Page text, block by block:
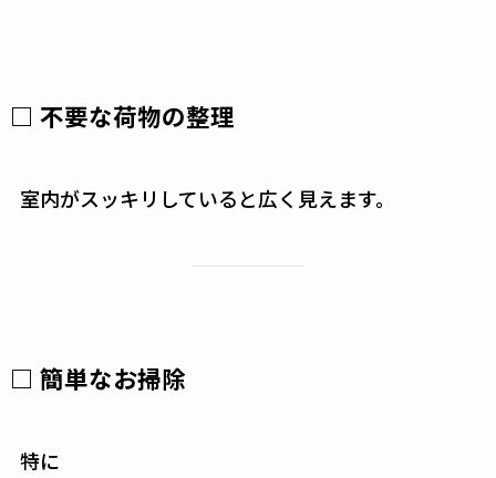
□ 不要な荷物の整理
室内がスッキリしていると広く見えます。
□ 簡単なお掃除
特に